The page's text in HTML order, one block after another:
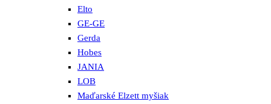
Elto
GE-GE
Gerda
Hobes
JANIA
LOB
Maďarské Elzett myšiak